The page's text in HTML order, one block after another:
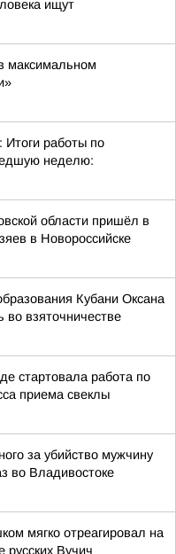
ищут
максимальном
Итоги работы по
неделю:
области пришёл в
в Новороссийске
Кубани Оксана
во взяточничестве
стартовала работа по
приема свеклы
за убийство мужчину
во Владивостоке
мягко отреагировал на
русских Вучич